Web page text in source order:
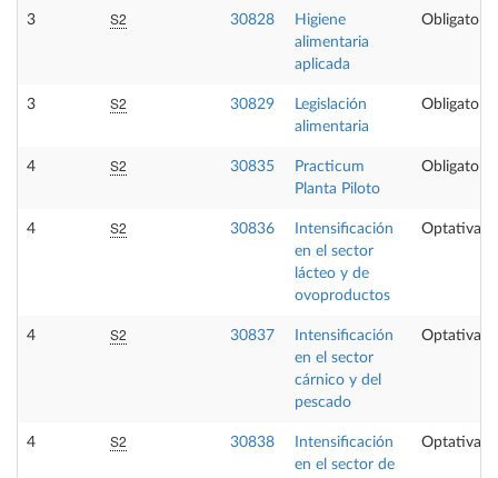
3 S2 30828
Higiene
alimentaria
aplicada
Obligatoria
3 S2 30829
Legislación
alimentaria
Obligatoria
4 S2 30835
Practicum
Planta Piloto
Obligatoria
4 S2 30836
Intensificación
en el sector
lácteo y de
ovoproductos
Optativa
4 S2 30837
Intensificación
en el sector
cárnico y del
pescado
Optativa
4 S2 30838
Intensificación
en el sector de
Optativa